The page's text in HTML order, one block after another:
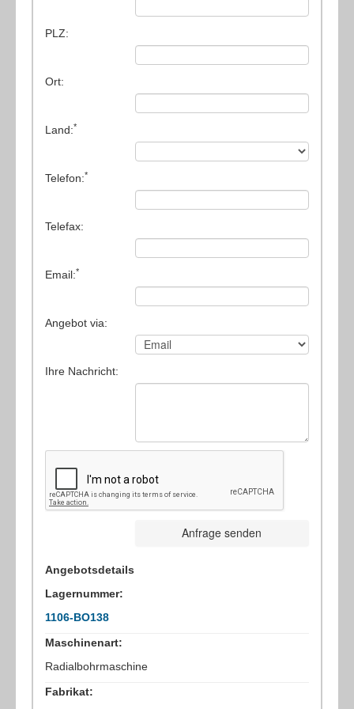
(3) Verzahnungsmaschinen
(1) Zentrier-/Endenbearbeitungsmaschinen
(5) Verpackungsmaschinen
PLZ:
Ort:
Land:*
Telefon:*
Telefax:
Email:*
Angebot via:
Ihre Nachricht:
Anfrage senden
Angebotsdetails
Lagernummer:
1106-BO138
Maschinenart:
Radialbohrmaschine
Fabrikat: